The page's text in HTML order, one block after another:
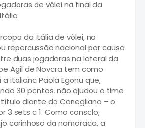
da Itália de vôlei, no
repercussão nacional por causa
duas jogadoras na lateral da
Agil de Novara tem como
italiana Paola Egonu que,
30 pontos, não ajudou o time
diante do Conegliano – o
3 sets a 1. Como consolo,
carinhoso da namorada, a